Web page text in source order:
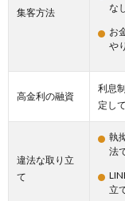
集客方法
な
お
や
高金利の融資
利息
定し
違法な取り立
て
執
法
立